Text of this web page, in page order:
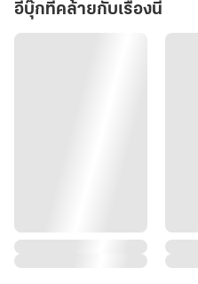
อีบุ๊กที่คล้ายกับเรื่องนี้